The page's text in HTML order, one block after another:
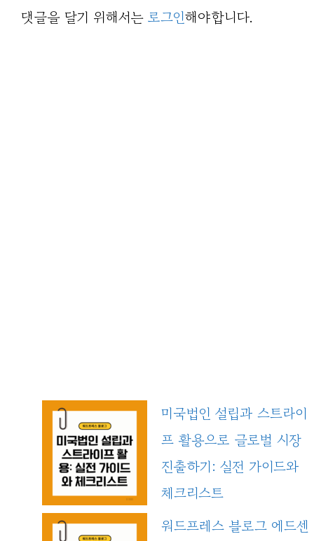
댓글을 달기 위해서는 로그인해야합니다.
미국법인 설립과 스트라이
프 활용으로 글로벌 시장
진출하기: 실전 가이드와
체크리스트
워드프레스 블로그 에드센